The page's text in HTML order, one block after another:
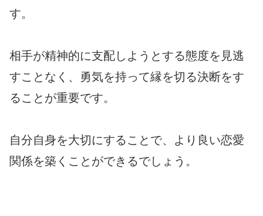
す。
相手が精神的に支配しようとする態度を見逃
すことなく、勇気を持って縁を切る決断をす
ることが重要です。
自分自身を大切にすることで、より良い恋愛
関係を築くことができるでしょう。